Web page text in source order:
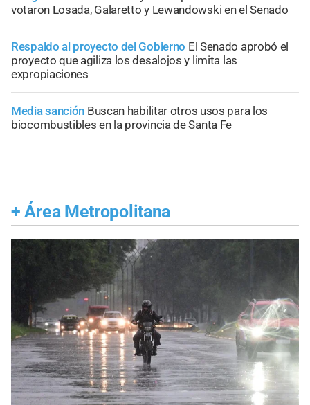
votaron Losada, Galaretto y Lewandowski en el Senado
Respaldo al proyecto del Gobierno El Senado aprobó el
proyecto que agiliza los desalojos y limita las
expropiaciones
Media sanción Buscan habilitar otros usos para los
biocombustibles en la provincia de Santa Fe
+ Área Metropolitana